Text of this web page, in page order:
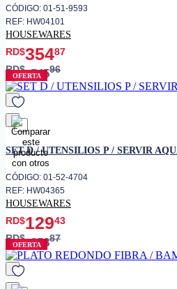
CÓDIGO: 01-51-9593
REF: HW04101
HOUSEWARES
RD$35487
RD$54596
OFERTA
favorito
SET D / UTENSILIOS P / SERVIR
CÓDIGO: 01-52-4704
REF: HW04365
HOUSEWARES
RD$12943
RD$25887
OFERTA